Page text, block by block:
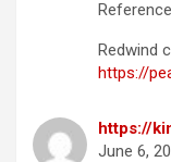
Redwind
https://
https://
June 6,